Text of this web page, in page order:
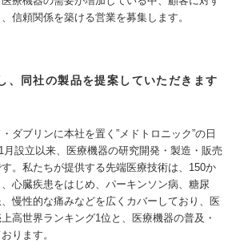
信頼関係を築ける営業を募集します。
、同社の製品を提案していただきます
ダブリンに本社を置く”メドトロニック”の日
月設立以来、医療機器の研究開発・製造・販売
。私たちが提供する先端医療技術は、150か
心臓疾患をはじめ、パーキンソン病、糖尿
慢性的な痛みなどを広くカバーしており、医
高世界ランキング1位と、医療機器の普及・
ります。